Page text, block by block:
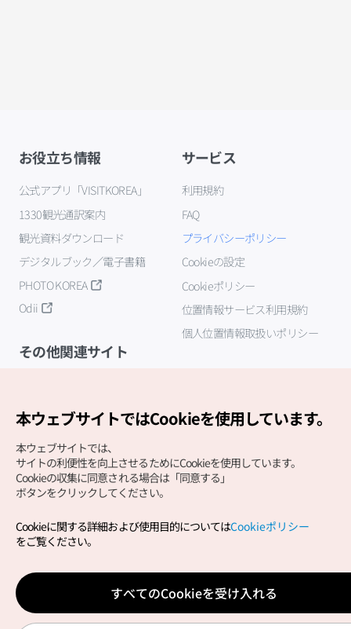
お役立ち情報
公式アプリ「VISITKOREA」
1330観光通訳案内
観光資料ダウンロード
デジタルブック／電子書籍
PHOTO KOREA
Odii
サービス
利用規約
FAQ
プライバシーポリシー
Cookieの設定
Cookieポリシー
位置情報サービス利用規約
個人位置情報取扱いポリシー
その他関連サイト
Copyright (c) Korea Tourism Organization All Rights
サイトエラー報告公式メール
japanese@knto.or.kr
本ウェブサイトではCookieを使用しています。
本ウェブサイトでは、
サイトの利便性を向上させるためにCookieを使用しています。
Cookieの収集に同意される場合は「同意する」
ボタンをクリックしてください。
Cookieに関する詳細および使用目的についてはCookieポリシー
をご覧ください。
すべてのCookieを受け入れる